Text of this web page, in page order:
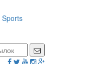
Sports